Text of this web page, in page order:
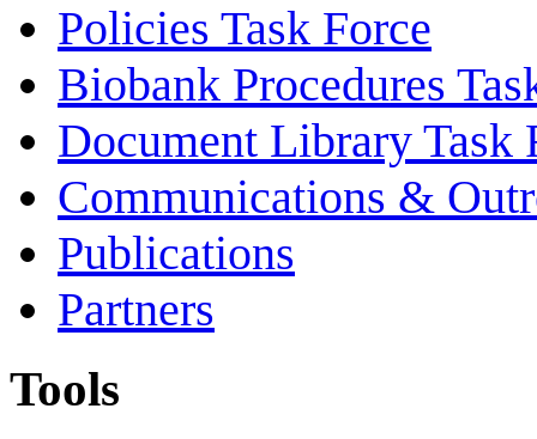
Policies Task Force
Biobank Procedures
Document Library Task
Communications &
Publications
Partners
Tools